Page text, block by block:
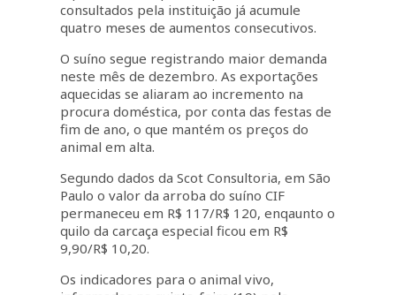
consultados pela instituição já acumule
quatro meses de aumentos consecutivos.
O suíno segue registrando maior demanda
neste mês de dezembro. As exportações
aquecidas se aliaram ao incremento na
procura doméstica, por conta das festas de
fim de ano, o que mantém os preços do
animal em alta.
Segundo dados da Scot Consultoria, em São
Paulo o valor da arroba do suíno CIF
permaneceu em R$ 117/R$ 120, enqaunto o
quilo da carcaça especial ficou em R$
9,90/R$ 10,20.
Os indicadores para o animal vivo,